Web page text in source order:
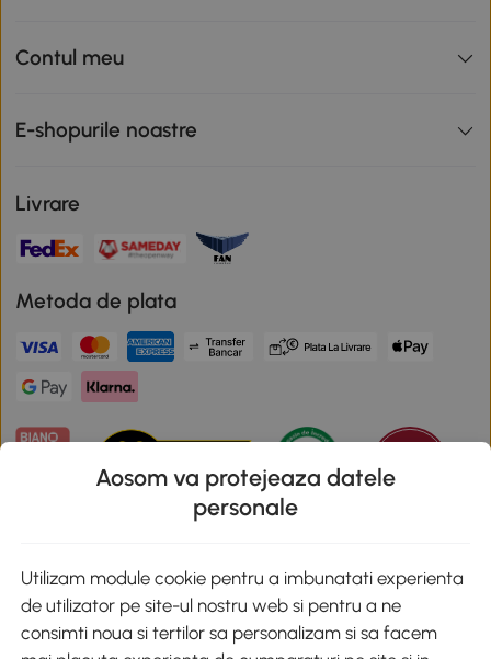
Contul meu
E-shopurile noastre
Livrare
Metoda de plata
Descarca aplicatia Aosom
Google Play
Aosom va protejeaza datele
personale
Utilizam module cookie pentru a imbunatati experienta
de utilizator pe site-ul nostru web si pentru a ne
consimti noua si tertilor sa personalizam si sa facem